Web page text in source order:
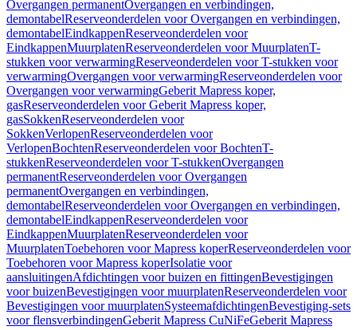
Overgangen permanentOvergangen en verbindingen,
demontabelReserveonderdelen voor Overgangen en verbindingen,
demontabelEindkappenReserveonderdelen voor
EindkappenMuurplatenReserveonderdelen voor MuurplatenT-
stukken voor verwarmingReserveonderdelen voor T-stukken voor
verwarmingOvergangen voor verwarmingReserveonderdelen voor
Overgangen voor verwarmingGeberit Mapress koper,
gasReserveonderdelen voor Geberit Mapress koper,
gasSokkenReserveonderdelen voor
SokkenVerlopenReserveonderdelen voor
VerlopenBochtenReserveonderdelen voor BochtenT-
stukkenReserveonderdelen voor T-stukkenOvergangen
permanentReserveonderdelen voor Overgangen
permanentOvergangen en verbindingen,
demontabelReserveonderdelen voor Overgangen en verbindingen,
demontabelEindkappenReserveonderdelen voor
EindkappenMuurplatenReserveonderdelen voor
MuurplatenToebehoren voor Mapress koperReserveonderdelen voor
Toebehoren voor Mapress koperIsolatie voor
aansluitingenAfdichtingen voor buizen en fittingenBevestigingen
voor buizenBevestigingen voor muurplatenReserveonderdelen voor
Bevestigingen voor muurplatenSysteemafdichtingenBevestiging-sets
voor flensverbindingenGeberit Mapress CuNiFeGeberit Mapress